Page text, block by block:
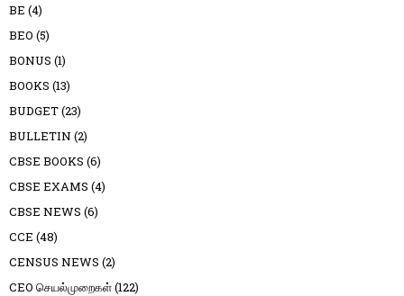
BE (4)
BEO (5)
BONUS (1)
BOOKS (13)
BUDGET(23)
BULLETIN (2)
CBSE BOOKS (6)
CBSE EXAMS (4)
CBSE NEWS (6)
CCE (48)
CENSUS NEWS (2)
CEO செயல்முறைகள்(122)